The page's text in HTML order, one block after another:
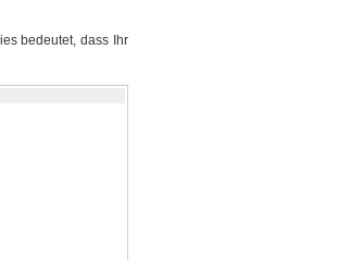
bedeutet, dass Ihr